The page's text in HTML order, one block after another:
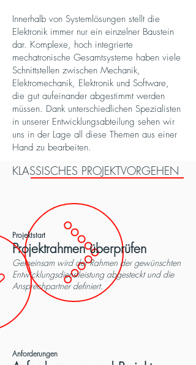
Innerhalb von Systemlösungen stellt die
Elektronik immer nur ein einzelner Baustein
dar. Komplexe, hoch integrierte
mechatronische Gesamtsysteme haben viele
Schnittstellen zwischen Mechanik,
Elektromechanik, Elektronik und Software,
die gut aufeinander abgestimmt werden
müssen. Dank unterschiedlichen Spezialisten
in unserer Entwicklungsabteilung sehen wir
uns in der Lage all diese Themen aus einer
Hand zu bearbeiten.
KLASSISCHES PROJEKTVORGEHEN
Projektstart
Projektrahmen überprüfen
Gemeinsam wird der Rahmen der gewünschten
Entwicklungsdienstleistung abgesteckt und die
Ansprechpartner definiert.
Anforderungen